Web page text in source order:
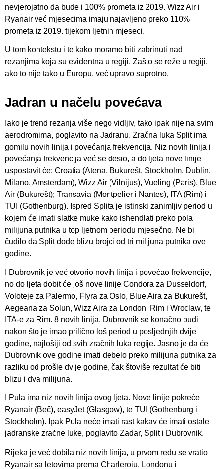
nevjerojatno da bude i 100% prometa iz 2019. Wizz Air i
Ryanair već mjesecima imaju najavljeno preko 110%
prometa iz 2019. tijekom ljetnih mjeseci.
U tom kontekstu i te kako moramo biti zabrinuti nad
rezanjima koja su evidentna u regiji. Zašto se reže u regiji,
ako to nije tako u Europu, već upravo suprotno.
Jadran u načelu povećava
Iako je trend rezanja više nego vidljiv, tako ipak nije na svim
aerodromima, poglavito na Jadranu. Zračna luka Split ima
gomilu novih linija i povećanja frekvencija. Niz novih linija i
povećanja frekvencija već se desio, a do ljeta nove linije
uspostavit će: Croatia (Atena, Bukurešt, Stockholm, Dublin,
Milano, Amsterdam), Wizz Air (Vilnijus), Vueling (Paris), Blue
Air (Bukurešt); Transavia (Montpelier i Nantes), ITA (Rim) i
TUI (Gothenburg). Ispred Splita je istinski zanimljiv period u
kojem će imati slatke muke kako ishendlati preko pola
milijuna putnika u top ljetnom periodu mjesečno. Ne bi
čudilo da Split dođe blizu brojci od tri milijuna putnika ove
godine.
I Dubrovnik je već otvorio novih linija i povećao frekvencije,
no do ljeta dobit će još nove linije Condora za Dusseldorf,
Voloteje za Palermo, Flyra za Oslo, Blue Aira za Bukurešt,
Aegeana za Solun, Wizz Aira za London, Rim i Wroclaw, te
ITA-e za Rim. 8 novih linija. Dubrovnik se konačno budi
nakon što je imao prilično loš period u posljednjih dvije
godine, najlošiji od svih zračnih luka regije. Jasno je da će
Dubrovnik ove godine imati debelo preko milijuna putnika za
razliku od prošle dvije godine, čak štoviše rezultat će biti
blizu i dva milijuna.
I Pula ima niz novih linija ovog ljeta. Nove linije pokreće
Ryanair (Beč), easyJet (Glasgow), te TUI (Gothenburg i
Stockholm). Ipak Pula neće imati rast kakav će imati ostale
jadranske zračne luke, poglavito Zadar, Split i Dubrovnik.
Rijeka je već dobila niz novih linija, u prvom redu se vratio
Ryanair sa letovima prema Charleroiu, Londonu i